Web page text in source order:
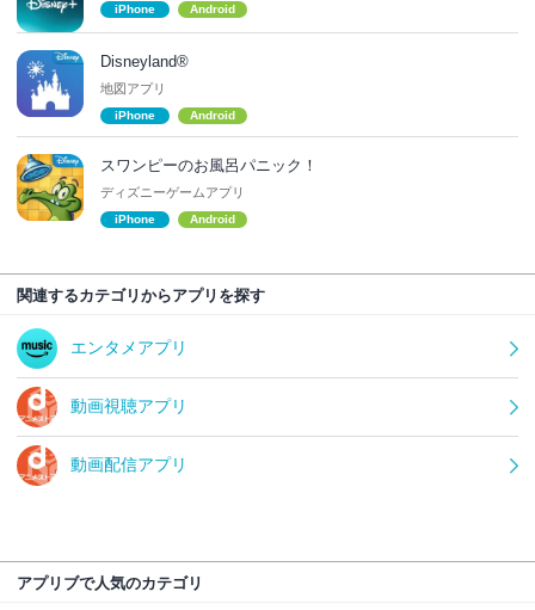
iPhone Android
Disneyland®
地図アプリ
iPhone Android
スワンピーのお風呂パニック！
ディズニーゲームアプリ
iPhone Android
関連するカテゴリからアプリを探す
エンタメアプリ
動画視聴アプリ
動画配信アプリ
アプリブで人気のカテゴリ